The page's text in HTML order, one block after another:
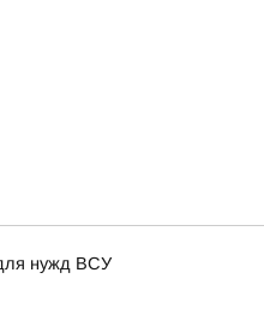
для нужд ВСУ